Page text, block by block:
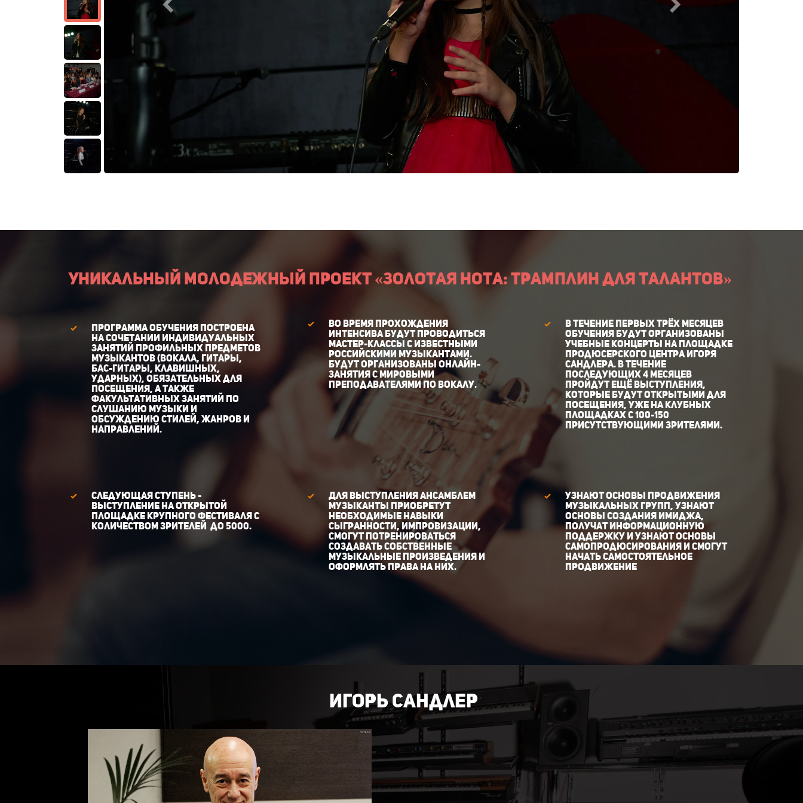
Уникальный молодежный проект «Золотая Нота: трамплин для талантов»
Программа обучения построена
на сочетании индивидуальных
занятий профильных предметов
музыкантов (вокала, гитары,
бас-гитары, клавишных,
ударных), обязательных для
посещения, а также
факультативных занятий по
слушанию музыки и
обсуждению стилей, жанров и
направлений.
Во время прохождения
интенсива будут проводиться
мастер-классы с известными
российскими музыкантами.
Будут организованы онлайн-
занятия с мировыми
преподавателями по вокалу.
В течение первых трёх месяцев
обучения будут организованы
учебные концерты на площадке
Продюсерского центра Игоря
Сандлера. В течение
последующих 4 месяцев
пройдут ещё выступления,
которые будут открытыми для
посещения, уже на клубных
площадках с 100-150
присутствующими зрителями.
Следующая ступень -
выступление на открытой
площадке крупного фестиваля с
количеством зрителей до 5000.
Для выступления ансамблем
музыканты приобретут
необходимые навыки
сыгранности, импровизации,
смогут потренироваться
создавать собственные
музыкальные произведения и
оформлять права на них.
узнают основы продвижения
музыкальных групп, узнают
основы создания имиджа,
получат информационную
поддержку и узнают основы
самопродюсирования и смогут
начать самостоятельное
продвижение
ИгорьсандлЕр